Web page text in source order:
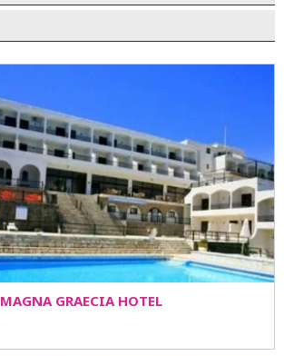
MAGNA GRAECIA HOTEL